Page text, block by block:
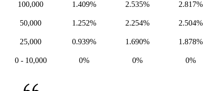
100,000 1.409% 2.535% 2.817%
50,000 1.252% 2.254% 2.504%
25,000 0.939% 1.690% 1.878%
0 - 10,000 0% 0% 0%